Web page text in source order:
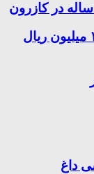
توقیف خودروی ام‌وی‌ام X33 با ۱۳۰ میلیون ریال
داغ